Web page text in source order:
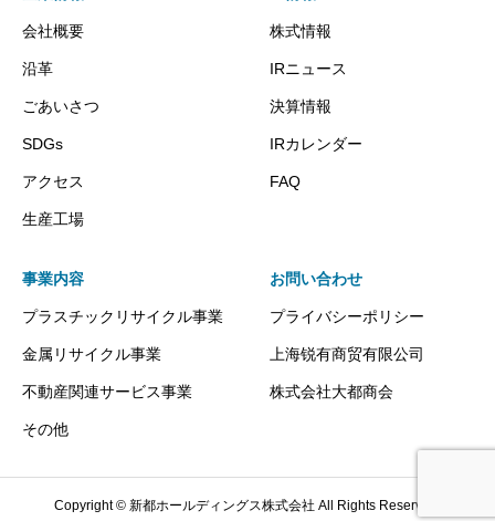
会社概要
沿革
ごあいさつ
SDGs
アクセス
生産工場
株式情報
IRニュース
決算情報
IRカレンダー
FAQ
事業内容
プラスチックリサイクル事業
金属リサイクル事業
不動産関連サービス事業
その他
お問い合わせ
プライバシーポリシー
上海锐有商贸有限公司
株式会社大都商会
Copyright © 新都ホールディングス株式会社 All Rights Reserved.